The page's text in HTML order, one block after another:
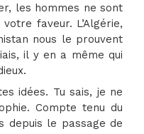
les hommes ne sont
faveur. L’Algérie,
nous le prouvent
il y en a même qui
idées. Tu sais, je ne
Compte tenu du
depuis le passage de